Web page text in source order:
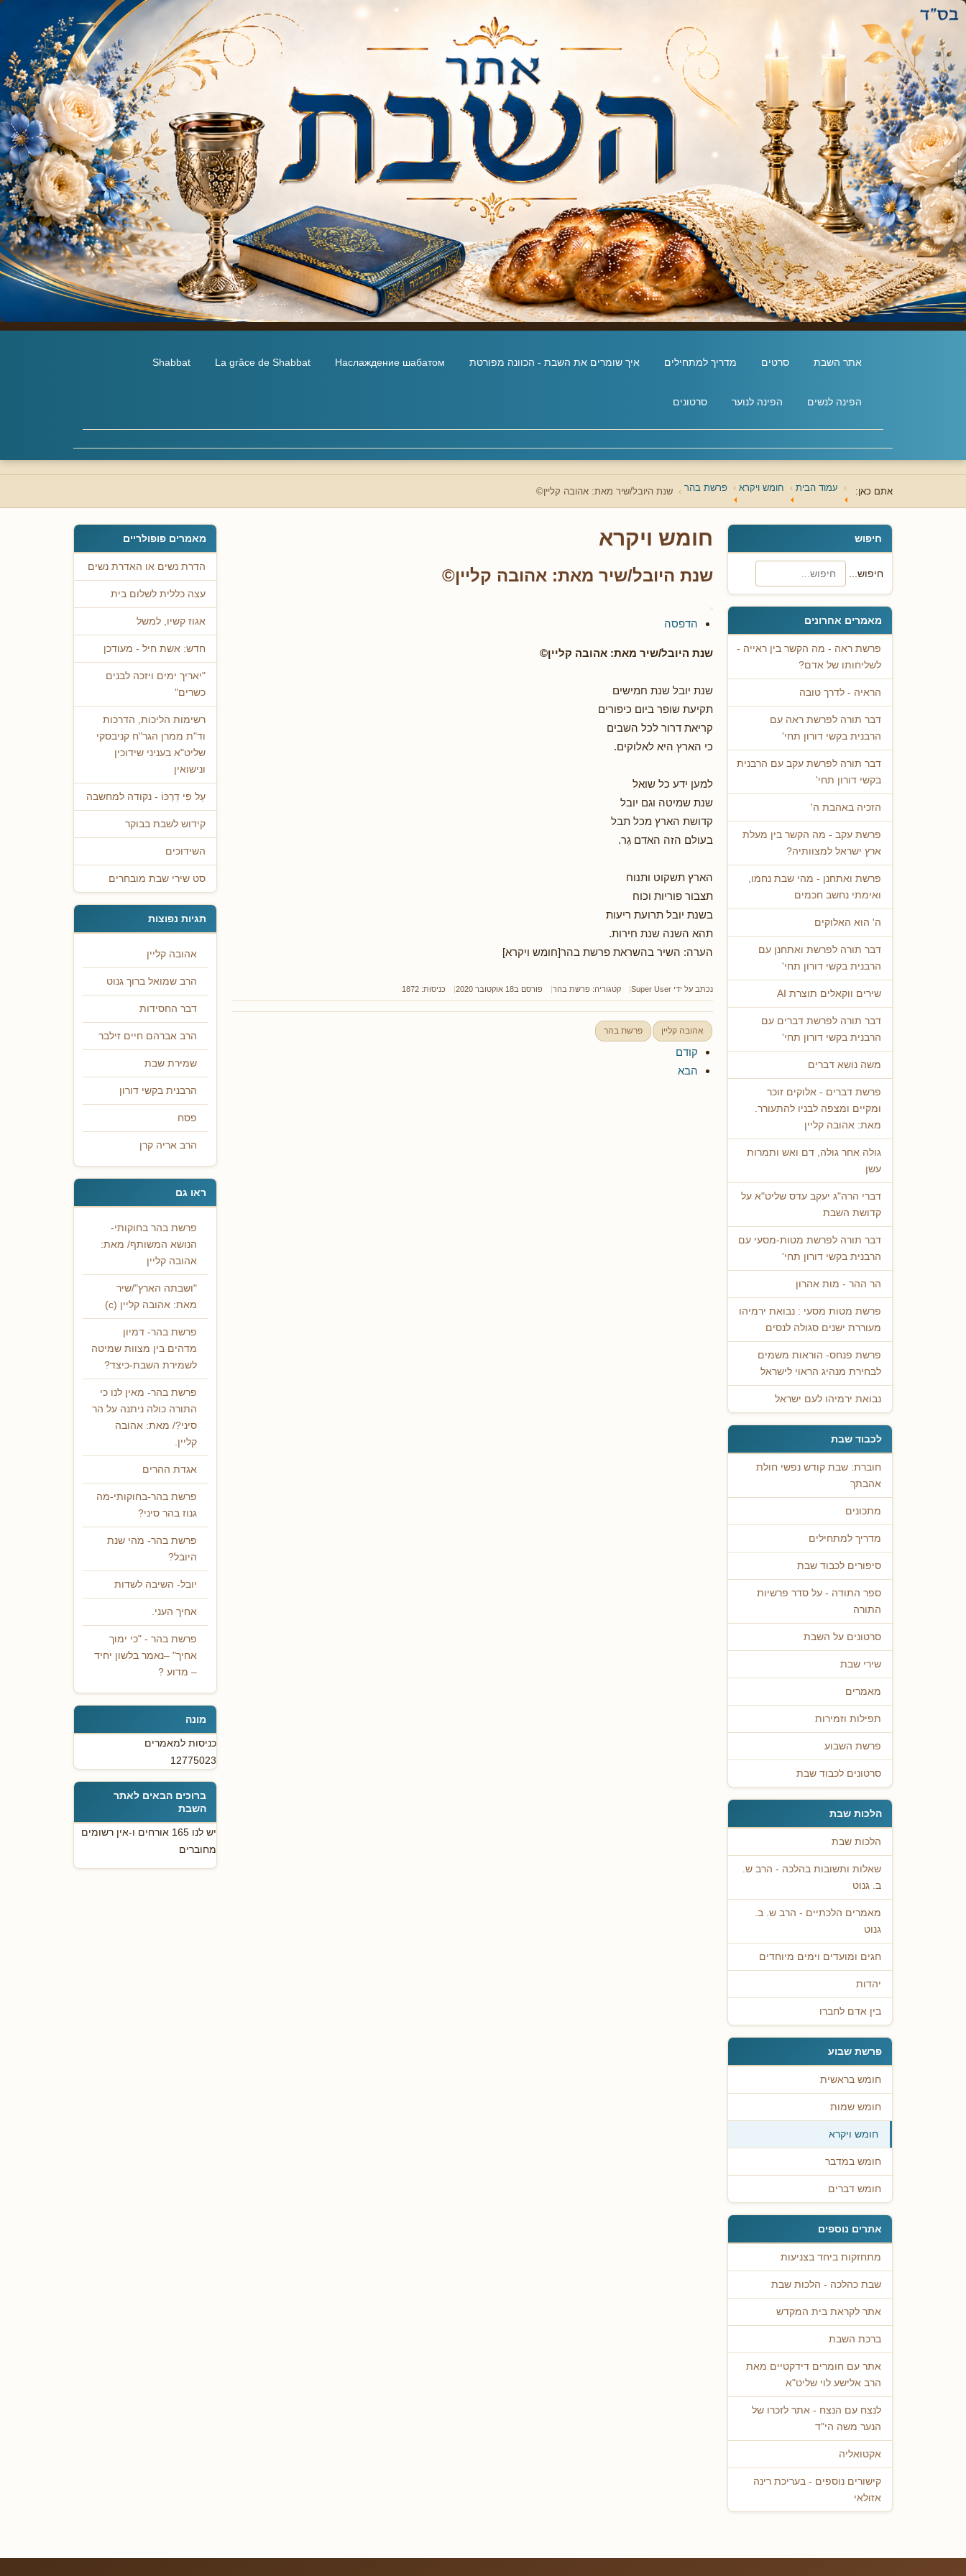
אתר השבת סרטים מדריך למתחילים איך שומרים את השבת - הכוונה מפורטת Наслаждение шабатом
La grâce de Shabbat
Shabbat
הפינה לנשים הפינה לנוער סרטונים
אתם כאן: עמוד הבית חומש ויקרא פרשת בהר שנת היובל/שיר מאת: אהובה קליין©
חיפוש
חיפוש...
מאמרים אחרונים
פרשת ראה - מה הקשר בין ראייה -
לשליחותו של אדם?
הראיה - לדרך טובה
דבר תורה לפרשת ראה עם
הרבנית בקשי דורון תחי'
דבר תורה לפרשת עקב עם הרבנית
בקשי דורון תחי'
הזכיה באהבת ה'
פרשת עקב - מה הקשר בין מעלת
ארץ ישראל למצוותיה?
פרשת ואתחנן - מהי שבת נחמו,
ואימתי נחשב חכמים
ה' הוא האלוקים
דבר תורה לפרשת ואתחנן עם
הרבנית בקשי דורון תחי'
שירים ווקאלים תוצרת AI
דבר תורה לפרשת דברים עם
הרבנית בקשי דורון תחי'
משה נושא דברים
פרשת דברים - אלוקים זוכר
ומקיים ומצפה לבניו להתעורר.
מאת: אהובה קליין
גולה אחר גולה, דם ואש ותמרות
עשן
דברי הרה"ג יעקב עדס שליט"א על
קדושת השבת
דבר תורה לפרשת מטות-מסעי עם
הרבנית בקשי דורון תחי'
הר ההר - מות אהרון
פרשת מטות מסעי : נבואת ירמיהו
מעוררת ישנים סגולה לנסים
פרשת פנחס- הוראות משמים
לבחירת מנהיג הראוי לישראל
נבואת ירמיהו לעם ישראל
לכבוד שבת
חוברת: שבת קודש נפשי חולת
אהבתך
מתכונים
מדריך למתחילים
סיפורים לכבוד שבת
ספר התודה - על סדר פרשיות
התורה
סרטונים על השבת
שירי שבת
מאמרים
תפילות וזמירות
פרשת השבוע
סרטונים לכבוד שבת
הלכות שבת
הלכות שבת
שאלות ותשובות בהלכה - הרב ש.
ב. גנוט
מאמרים הלכתיים - הרב ש. ב.
גנוט
חגים ומועדים וימים מיוחדים
יהדות
בין אדם לחברו
פרשת שבוע
חומש בראשית
חומש שמות
חומש ויקרא
חומש במדבר
חומש דברים
אתרים נוספים
מתחזקות ביחד בצניעות
שבת כהלכה - הלכות שבת
אתר לקראת בית המקדש
ברכת השבת
אתר עם חומרים דידקטיים מאת
הרב אלישע לוי שליט"א
לנצח עם הנצח - אתר לזכרו של
הנער משה הי"ד
אקטואליה
קישורים נוספים - בעריכת רינה
אזולאי
חומש ויקרא
שנת היובל/שיר מאת: אהובה קליין©
הדפסה
שנת היובל/שיר מאת: אהובה קליין©
שנת יובל שנת חמישים
תקיעת שופר ביום כיפורים
קריאת דרור לכל השבים
כי הארץ היא לאלוקים.
למען ידע כל שואל
שנת שמיטה וגם יובל
קדושת הארץ מכל תבל
בעולם הזה האדם גֵר.
הארץ תשקוט ותנוח
תצבור פוריות וכוח
בשנת יובל תרועת ריעות
תהא השנה שנת חירות.
הערה: השיר בהשראת פרשת בהר[חומש ויקרא]
נכתב על ידי Super User קטגוריה: פרשת בהר פורסם ב18 אוקטובר 2020 כניסות: 1872
אהובה קליין פרשת בהר
קודם
הבא
מאמרים פופולריים
הדרת נשים או האדרת נשים
עצה כללית לשלום בית
אגוז קשיו, למשל
חדש: אשת חיל - מעודכן
"יאריך ימים ויזכה לבנים
כשרים"
רשימות הליכות, הדרכות
וד"ת ממרן הגר"ח קניבסקי
שליט"א בעניני שידוכין
ונישואין
עַל פִּי דַרְכּוֹ - נקודה למחשבה
קידוש לשבת בבוקר
השידוכים
סט שירי שבת מובחרים
תגיות נפוצות
אהובה קליין
הרב שמואל ברוך גנוט
דבר החסידות
הרב אברהם חיים זילבר
שמירת שבת
הרבנית בקשי דורון
פסח
הרב אריה קרן
ראו גם
פרשת בהר בחוקותי-
הנושא המשותף/ מאת:
אהובה קליין
"ושבתה הארץ"/שיר
מאת: אהובה קליין (c)
פרשת בהר- דמיון
מדהים בין מצוות שמיטה
לשמירת השבת-כיצד?
פרשת בהר- מאין לנו כי
התורה כולה ניתנה על הר
סיני?/ מאת: אהובה
קליין.
אגדת ההרים
פרשת בהר-בחוקותי-מה
גנוז בהר סיני?
פרשת בהר- מהי שנת
היובל?
יובל- השיבה לשדות
אחיך העני.
פרשת בהר - "כי ימוך
אחיך" –נאמר בלשון יחיד
– מדוע ?
מונה
כניסות למאמרים
12775023
ברוכים הבאים לאתר
השבת
יש לנו 165 אורחים ו-אין רשומים
מחוברים